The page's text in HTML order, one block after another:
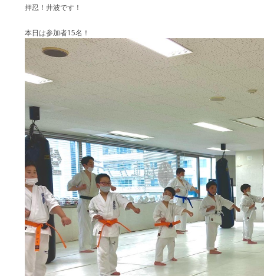
押忍！井波です！
本日は参加者15名！